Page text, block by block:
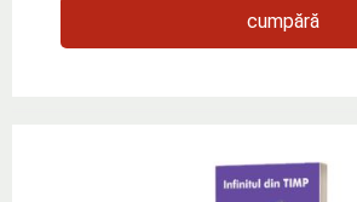
cumpără